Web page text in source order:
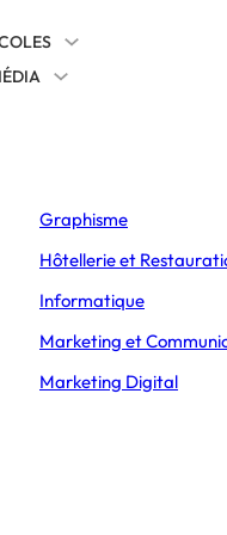
L’Express Éducation
Bachelors
Graphisme
Hôtellerie et
Informatique
Marketing et
Marketing Digital